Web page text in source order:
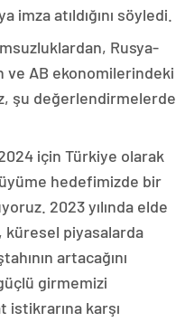
atıldığını söyledi.
Rusya-
ve AB ekonomilerindeki
şu değerlendirmelerde
için Türkiye olarak
hedefimizde bir
2023 yılında elde
küresel piyasalarda
artacağını
girmemizi
istikrarına karşı